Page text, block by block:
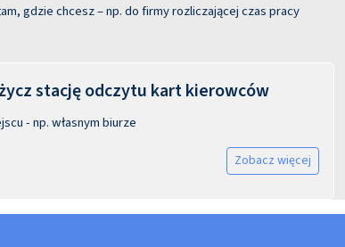
gdzie chcesz – np. do firmy rozliczającej czas pracy
stację odczytu kart kierowców
- np. własnym biurze
Zobacz więcej